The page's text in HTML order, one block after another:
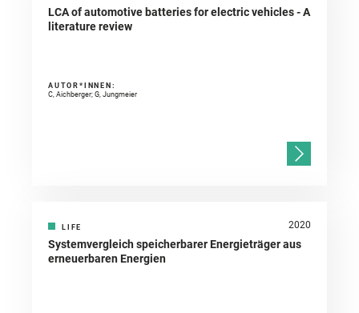
LCA of automotive batteries for electric vehicles - A
literature review
AUTOR*INNEN:
C, Aichberger; G, Jungmeier
LIFE 2020
Systemvergleich speicherbarer Energieträger aus
erneuerbaren Energien